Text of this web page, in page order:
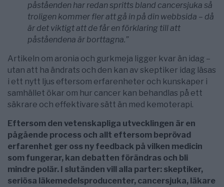
påståenden har redan spritts bland cancersjuka så
troligen kommer fler att gå in på din webbsida – då
är det viktigt att de får en förklaring till att
påståendena är borttagna.”
Artikeln om aronia och gurkmeja ligger kvar än idag –
utan att ha ändrats och den kan av skeptiker idag läsas
i ett nytt ljus eftersom erfarenheter och kunskaper i
samhället ökar om hur cancer kan behandlas på ett
säkrare och effektivare sätt än med kemoterapi.
Eftersom den vetenskapliga utvecklingen är en
pågående process och allt eftersom beprövad
erfarenhet ger oss ny feedback på vilken medicin
som fungerar, kan debatten förändras och bli
mindre polär. I slutänden vill alla parter: skeptiker,
seriösa läkemedelsproducenter, cancersjuka, läkare